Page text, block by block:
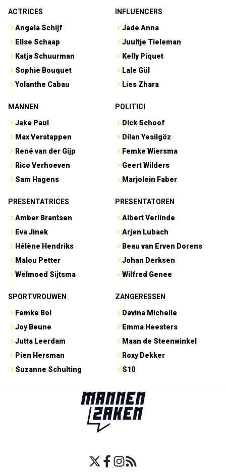
ACTRICES
Angela Schijf
Elise Schaap
Katja Schuurman
Sophie Bouquet
Yolanthe Cabau
INFLUENCERS
Jade Anna
Juultje Tieleman
Kelly Piquet
Lale Gül
Lies Zhara
MANNEN
Jake Paul
Max Verstappen
René van der Gijp
Rico Verhoeven
Sam Hagens
POLITICI
Dick Schoof
Dilan Yesilgöz
Femke Wiersma
Geert Wilders
Marjolein Faber
PRESENTATRICES
Amber Brantsen
Eva Jinek
Hélène Hendriks
Malou Petter
Welmoed Sijtsma
PRESENTATOREN
Albert Verlinde
Arjen Lubach
Beau van Erven Dorens
Johan Derksen
Wilfred Genee
SPORTVROUWEN
Femke Bol
Joy Beune
Jutta Leerdam
Pien Hersman
Suzanne Schulting
ZANGERESSEN
Davina Michelle
Emma Heesters
Maan de Steenwinkel
Roxy Dekker
S10